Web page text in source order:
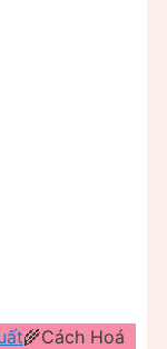
🌾Cách Hoá